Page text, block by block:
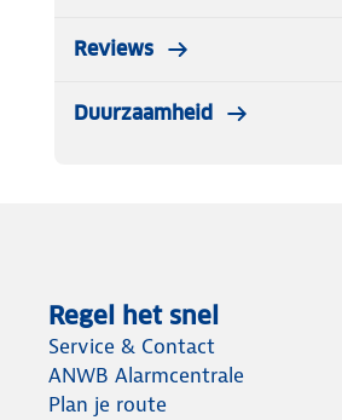
Reviews
Duurzaamheid
Regel het snel
Service & Contact
ANWB Alarmcentrale
Plan je route